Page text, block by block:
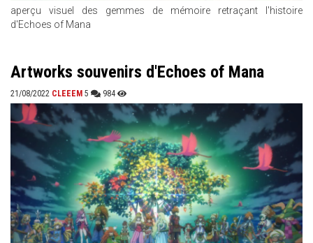
aperçu visuel des gemmes de mémoire retraçant l'histoire
d'Echoes of Mana
Artworks souvenirs d'Echoes of Mana
21/08/2022 CLEEEM 5 984